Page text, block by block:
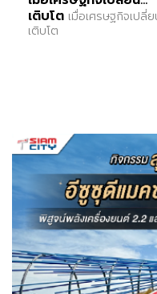
เติบโต เมื่อเศรษฐกิจเป
เติบโต